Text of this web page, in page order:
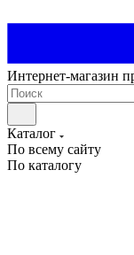
Интернет-магазин
Каталог
По всему сайту
По каталогу